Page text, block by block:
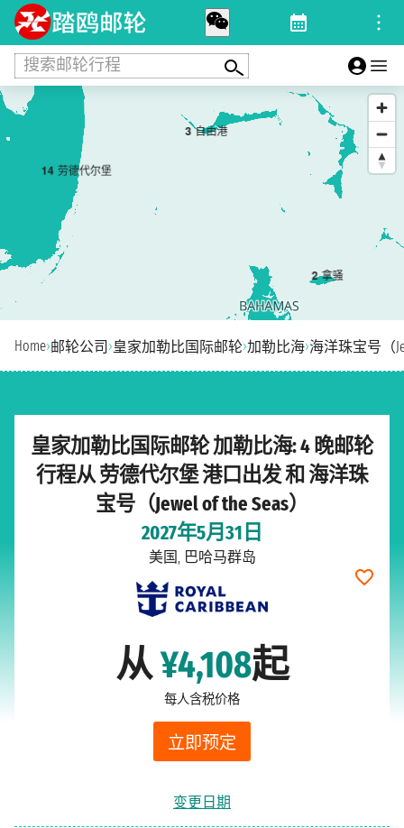
搜索邮轮行程
14 劳德代尔堡
2 拿骚
3 自由港
Home›邮轮公司 ›皇家加勒比国际邮轮›加勒比海›海洋珠宝号（
皇家加勒比国际邮轮 加勒比海: 4 晚邮轮
行程从 劳德代尔堡 港口出发 和 海洋珠
宝号（Jewel of the Seas）
2027年5月31日
美国, 巴哈马群岛
从¥4,108起
每人含税价格
立即预定
变更日期